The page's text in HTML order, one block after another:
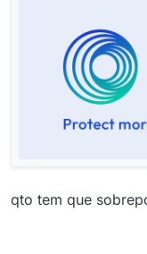
qto tem que